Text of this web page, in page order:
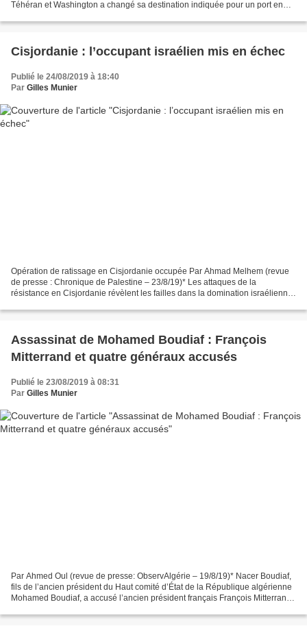
Téhéran et Washington a changé sa destination indiquée pour un port en
Cisjordanie : l’occupant israélien mis en échec
Publié le 24/08/2019 à 18:40
Par Gilles Munier
Opération de ratissage en Cisjordanie occupée Par Ahmad Melhem (revue
de presse : Chronique de Palestine – 23/8/19)* Les attaques de la
résistance en Cisjordanie révèlent les failles dans la domination israélienne.
Assassinat de Mohamed Boudiaf : François
Mitterrand et quatre généraux accusés
Publié le 23/08/2019 à 08:31
Par Gilles Munier
Par Ahmed Oul (revue de presse: ObservAlgérie – 19/8/19)* Nacer Boudiaf,
fils de l’ancien président du Haut comité d’État de la République algérienne
Mohamed Boudiaf, a accusé l’ancien président français François Mitterrand